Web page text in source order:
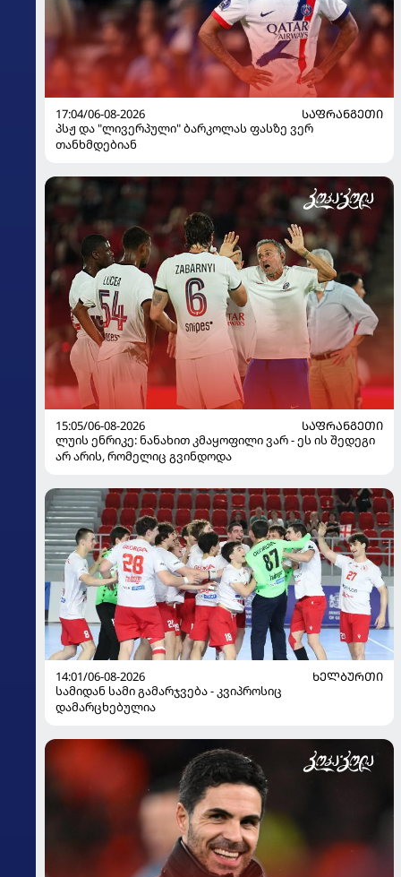
17:04/06-08-2026
ᲡᲐᲤᲠᲐᲜᲒᲔᲗᲘ
პსჟ და "ლივერპული" ბარკოლას ფასზე ვერ
თანხმდებიან
15:05/06-08-2026
ᲡᲐᲤᲠᲐᲜᲒᲔᲗᲘ
ლუის ენრიკე: ნანახით კმაყოფილი ვარ - ეს ის შედეგი
არ არის, რომელიც გვინდოდა
14:01/06-08-2026
ᲮᲔᲚᲑᲣᲠᲗᲘ
სამიდან სამი გამარჯვება - კვიპროსიც
დამარცხებულია